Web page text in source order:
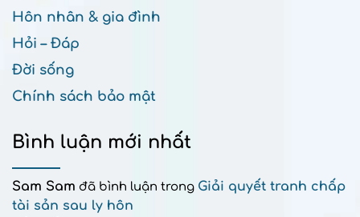
Hôn nhân & gia đình
Hỏi – Đáp
Đời sống
Chính sách bảo mật
Bình luận mới nhất
Sam Sam đã bình luận trong Giải quyết tranh chấp
tài sản sau ly hôn